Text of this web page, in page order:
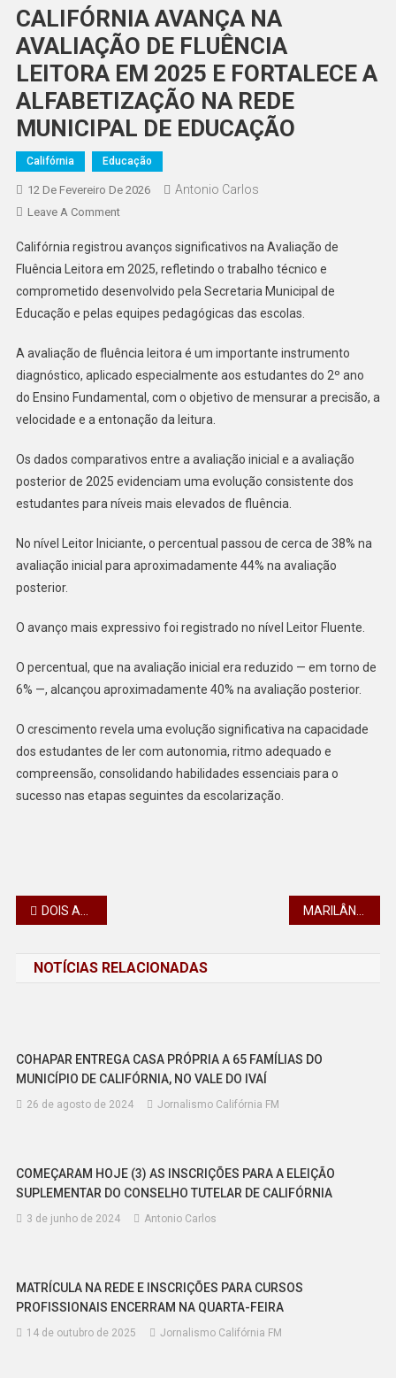
CALIFÓRNIA AVANÇA NA
AVALIAÇÃO DE FLUÊNCIA
LEITORA EM 2025 E FORTALECE A
ALFABETIZAÇÃO NA REDE
MUNICIPAL DE EDUCAÇÃO
Califórnia Educação
12 De Fevereiro De 2026 Antonio Carlos
Leave A CommentOn
AVANÇA
NA
AVALIAÇÃO
DE
LEITORA
EM
2025
E
A
ALFABETIZAÇÃO
NA
MUNICIPAL
Califórnia registrou avanços significativos na Avaliação de
Fluência Leitora em 2025, refletindo o trabalho técnico e
comprometido desenvolvido pela Secretaria Municipal de
Educação e pelas equipes pedagógicas das escolas.
A avaliação de fluência leitora é um importante instrumento
diagnóstico, aplicado especialmente aos estudantes do 2º ano
do Ensino Fundamental, com o objetivo de mensurar a precisão, a
velocidade e a entonação da leitura.
Os dados comparativos entre a avaliação inicial e a avaliação
posterior de 2025 evidenciam uma evolução consistente dos
estudantes para níveis mais elevados de fluência.
No nível Leitor Iniciante, o percentual passou de cerca de 38% na
avaliação inicial para aproximadamente 44% na avaliação
posterior.
O avanço mais expressivo foi registrado no nível Leitor Fluente.
O percentual, que na avaliação inicial era reduzido — em torno de
6% —, alcançou aproximadamente 40% na avaliação posterior.
O crescimento revela uma evolução significativa na capacidade
dos estudantes de ler com autonomia, ritmo adequado e
compreensão, consolidando habilidades essenciais para o
sucesso nas etapas seguintes da escolarização.
Navegação
Post
DOIS ADOLESCENTES DE 17 ANOS SÃO ABORDADOS EM UMA MOTOCILETA E VEÍCULO É APREENDIDO EM JANDAIA DO SUL, PR
NOTÍCIAS RELACIONADAS
COHAPAR ENTREGA CASA PRÓPRIA A 65 FAMÍLIAS DO
MUNICÍPIO DE CALIFÓRNIA, NO VALE DO IVAÍ
26 de agosto de 2024 Jornalismo Califórnia FM
COMEÇARAM HOJE (3) AS INSCRIÇÕES PARA A ELEIÇÃO
SUPLEMENTAR DO CONSELHO TUTELAR DE CALIFÓRNIA
3 de junho de 2024 Antonio Carlos
MATRÍCULA NA REDE E INSCRIÇÕES PARA CURSOS
PROFISSIONAIS ENCERRAM NA QUARTA-FEIRA
14 de outubro de 2025 Jornalismo Califórnia FM